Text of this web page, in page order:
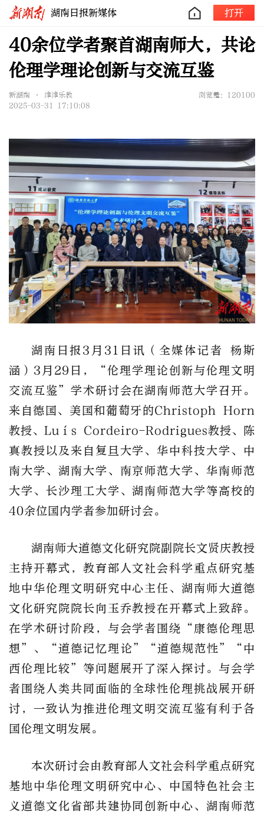
湖南日报新媒体 打开
40余位学者聚首湖南师大，共论
伦理学理论创新与交流互鉴
新湖南 • 津津乐教
浏览量：120100
2025-03-31 17:10:08
湖南日报 3 月 31 日讯（全媒体记者 杨斯
涵） 3 月 29 日，
“伦理学理论创新与伦理文明
交流互鉴”学术研讨会在湖南师范大学召开。
来自德国、美国和葡萄牙的Christoph Horn
教授、 Luís Cordeiro-Rodrigues教授、陈
真教授以及来自 复旦大学、华中科技大学、中
南大学、湖南大学、南京师范大学、华南师范
大学、长沙理工大学、湖南师范大学等高校的
40余位国内学者参加研讨会。
湖南师大道德文化研究院副院长文贤庆教授
主持开幕式，教育部人文社会科学重点研究基
地中华伦理文明研究中心主任、湖南师大道德
文化研究院院长向玉乔教授在开幕式 上致辞。
在学术研讨阶段 ，与会学者围绕 “康德伦理思
想”、“道德记忆理论”“道德规范性”“中
西伦理比较”等问题展开了深入探讨。与会学
者围绕 人类共同面临的全球性伦理挑战展开研
讨 ， 一致认为推进伦理文明交流互鉴有利于各
国伦理文明发展。
本次研讨会由教育部人文社会科学重点研究
基地中华伦理文明研究中心、中国特色社会主
义道德文化省部共建协同创新中心、湖南师范